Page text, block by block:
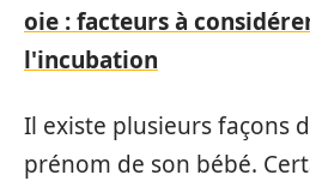
oie : facteurs à
l'incubation
Il existe plusieurs façons
prénom de son bébé.